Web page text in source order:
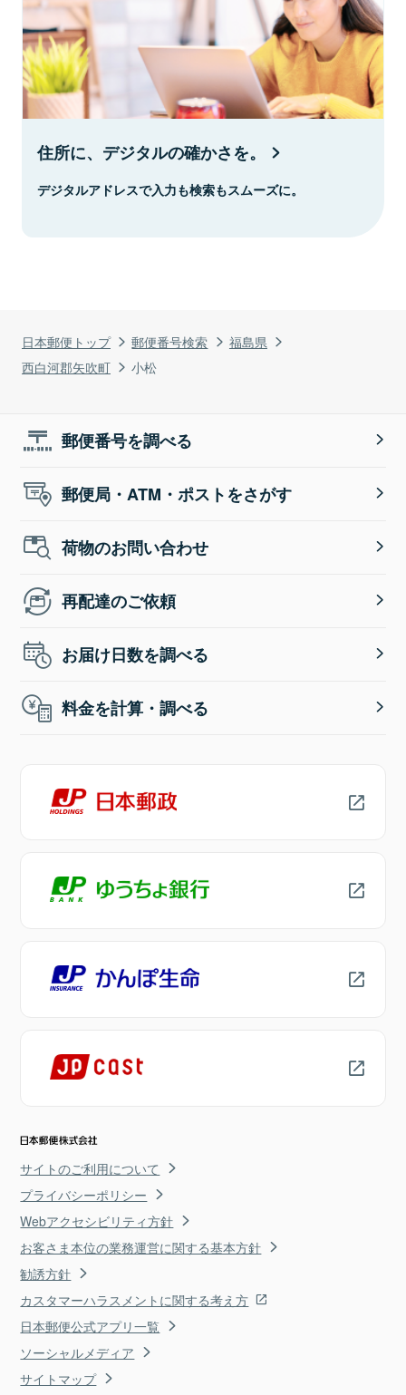
日本郵便トップ 郵便番号検索
福島県
西白河郡矢吹町
小松
住所に、デジタルの確かさを。
デジタルアドレスで入力も検索もスムーズに。
郵便番号を調べる
郵便局・ATM・ポストをさがす
荷物のお問い合わせ
再配達のご依頼
お届け日数を調べる
料金を計算・調べる
サイトのご利用について
プライバシーポリシー
Webアクセシビリティ方針
お客さま本位の業務運営に関する基本方針
勧誘方針
カスタマーハラスメントに関する考え方
日本郵便公式アプリ一覧
ソーシャルメディア
サイトマップ